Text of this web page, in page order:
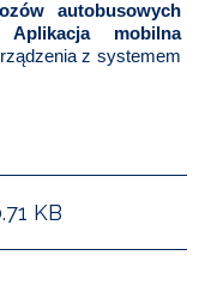
autobusowych
mobilna
z systemem
KB